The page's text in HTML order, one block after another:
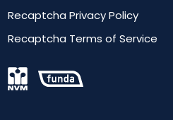
Recaptcha Privacy Policy
Recaptcha Terms of Service